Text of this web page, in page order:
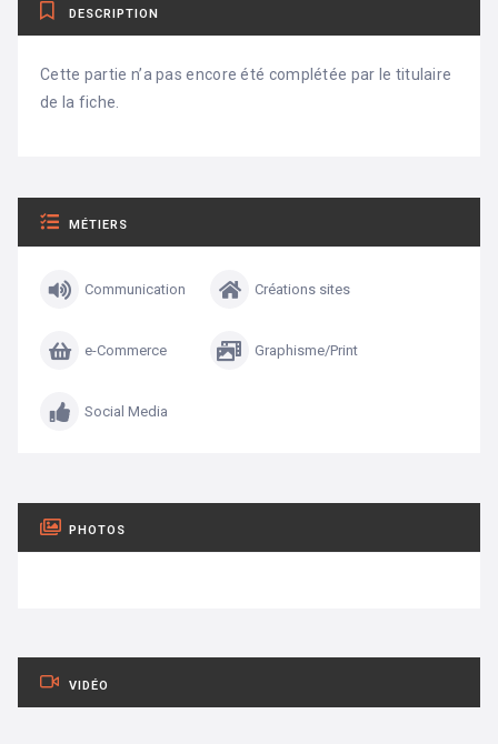
DESCRIPTION
Cette partie n’a pas encore été complétée par le titulaire
de la fiche.
MÉTIERS
Communication Créations sites
e-Commerce Graphisme/Print
Social Media
PHOTOS
VIDÉO